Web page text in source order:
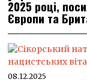
2025 році,
Європи та
08.12.2025